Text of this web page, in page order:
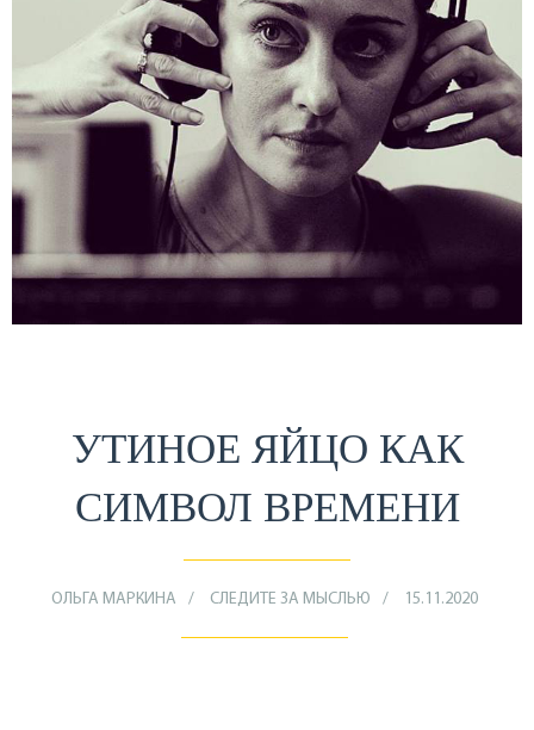
УТИНОЕ ЯЙЦО КАК
СИМВОЛ ВРЕМЕНИ
ОЛЬГА МАРКИНА СЛЕДИТЕ ЗА МЫСЛЬЮ 15.11.2020